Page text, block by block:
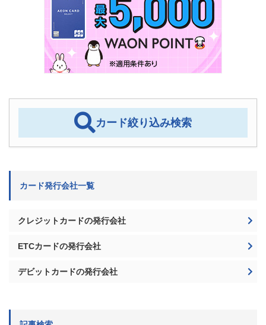
カード絞り込み検索
カード発行会社一覧
クレジットカードの発行会社
ETCカードの発行会社
デビットカードの発行会社